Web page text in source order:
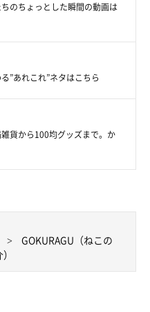
のちょっとした瞬間の動画は
”あれこれ”ネタはこちら
貨から100均グッズまで。か
GOKURAGU（ねこの